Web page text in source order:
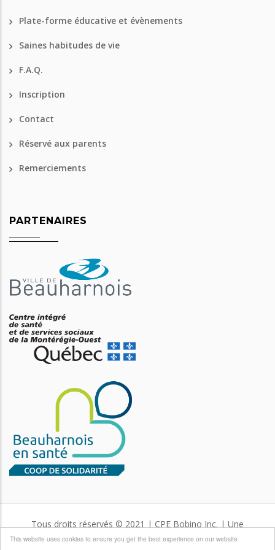
This website uses cookies to ensure you get the best experience on our website
Plate-forme éducative et évènements
Saines habitudes de vie
F.A.Q.
Inscription
Contact
Réservé aux parents
Remerciements
PARTENAIRES
Tous droits réservés © 2021 | CPE Bobino Inc. | Une
production deCommunidée services conseilsetVirtu-Ose